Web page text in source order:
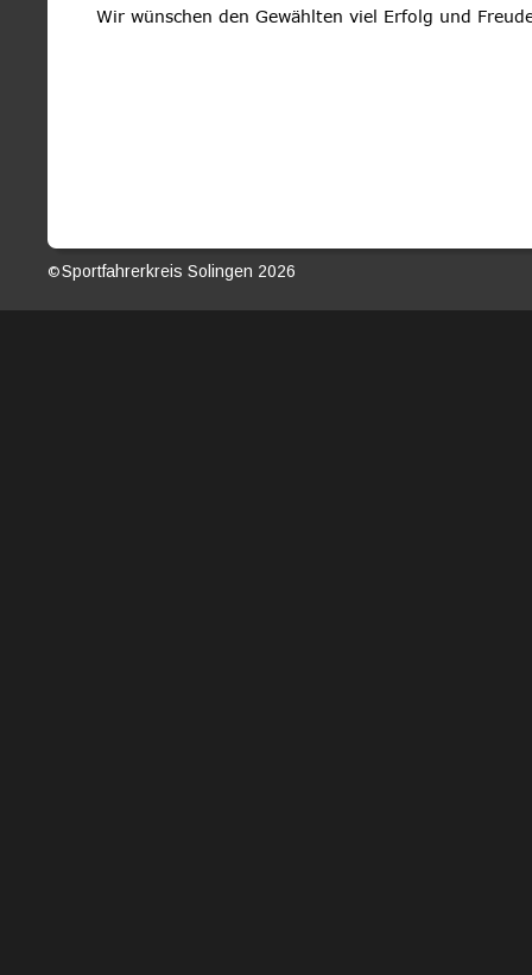
© Sportfahrerkreis Solingen 2026
Wir wünschen den Gewählten viel Erfolg und